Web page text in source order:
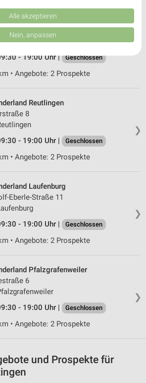
❯
Mössingen
9
- 19:00 Uhr | Geschlossen
• Angebote: 2 Prospekte
❯
Reutlingen
8
- 19:00 Uhr |
Geschlossen
• Angebote: 2 Prospekte
❯
Laufenburg
Eberle-Straße 11
- 19:00 Uhr |
Geschlossen
• Angebote: 2 Prospekte
❯
Pfalzgrafenweiler
6
- 19:00 Uhr |
Geschlossen
• Angebote: 2 Prospekte
und Prospekte für
aus verschiedenen Quellen. Entwicklung und
Verwendung reduzierter Daten zur Auswahl
Europäischen Union weitergegeben und in die
(1 IAB-Anbieter)
Zugriff auf Informationen
Daten zur Auswahl von
zur Auswahl
zur Personalisierung
von Inhalten
durch Statistiken oder
der Angebote
Alle akzeptieren
Nein, anpassen